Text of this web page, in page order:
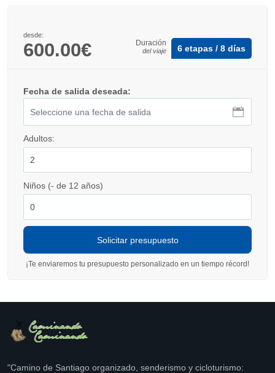
desde:
600.00€ Duración
del viaje 6 etapas / 8 días
Fecha de salida deseada:
Adultos:
Niños (- de 12 años)
¡Te enviaremos tu presupuesto personalizado en un tiempo récord!
"Camino de Santiago organizado, senderismo y cicloturismo: